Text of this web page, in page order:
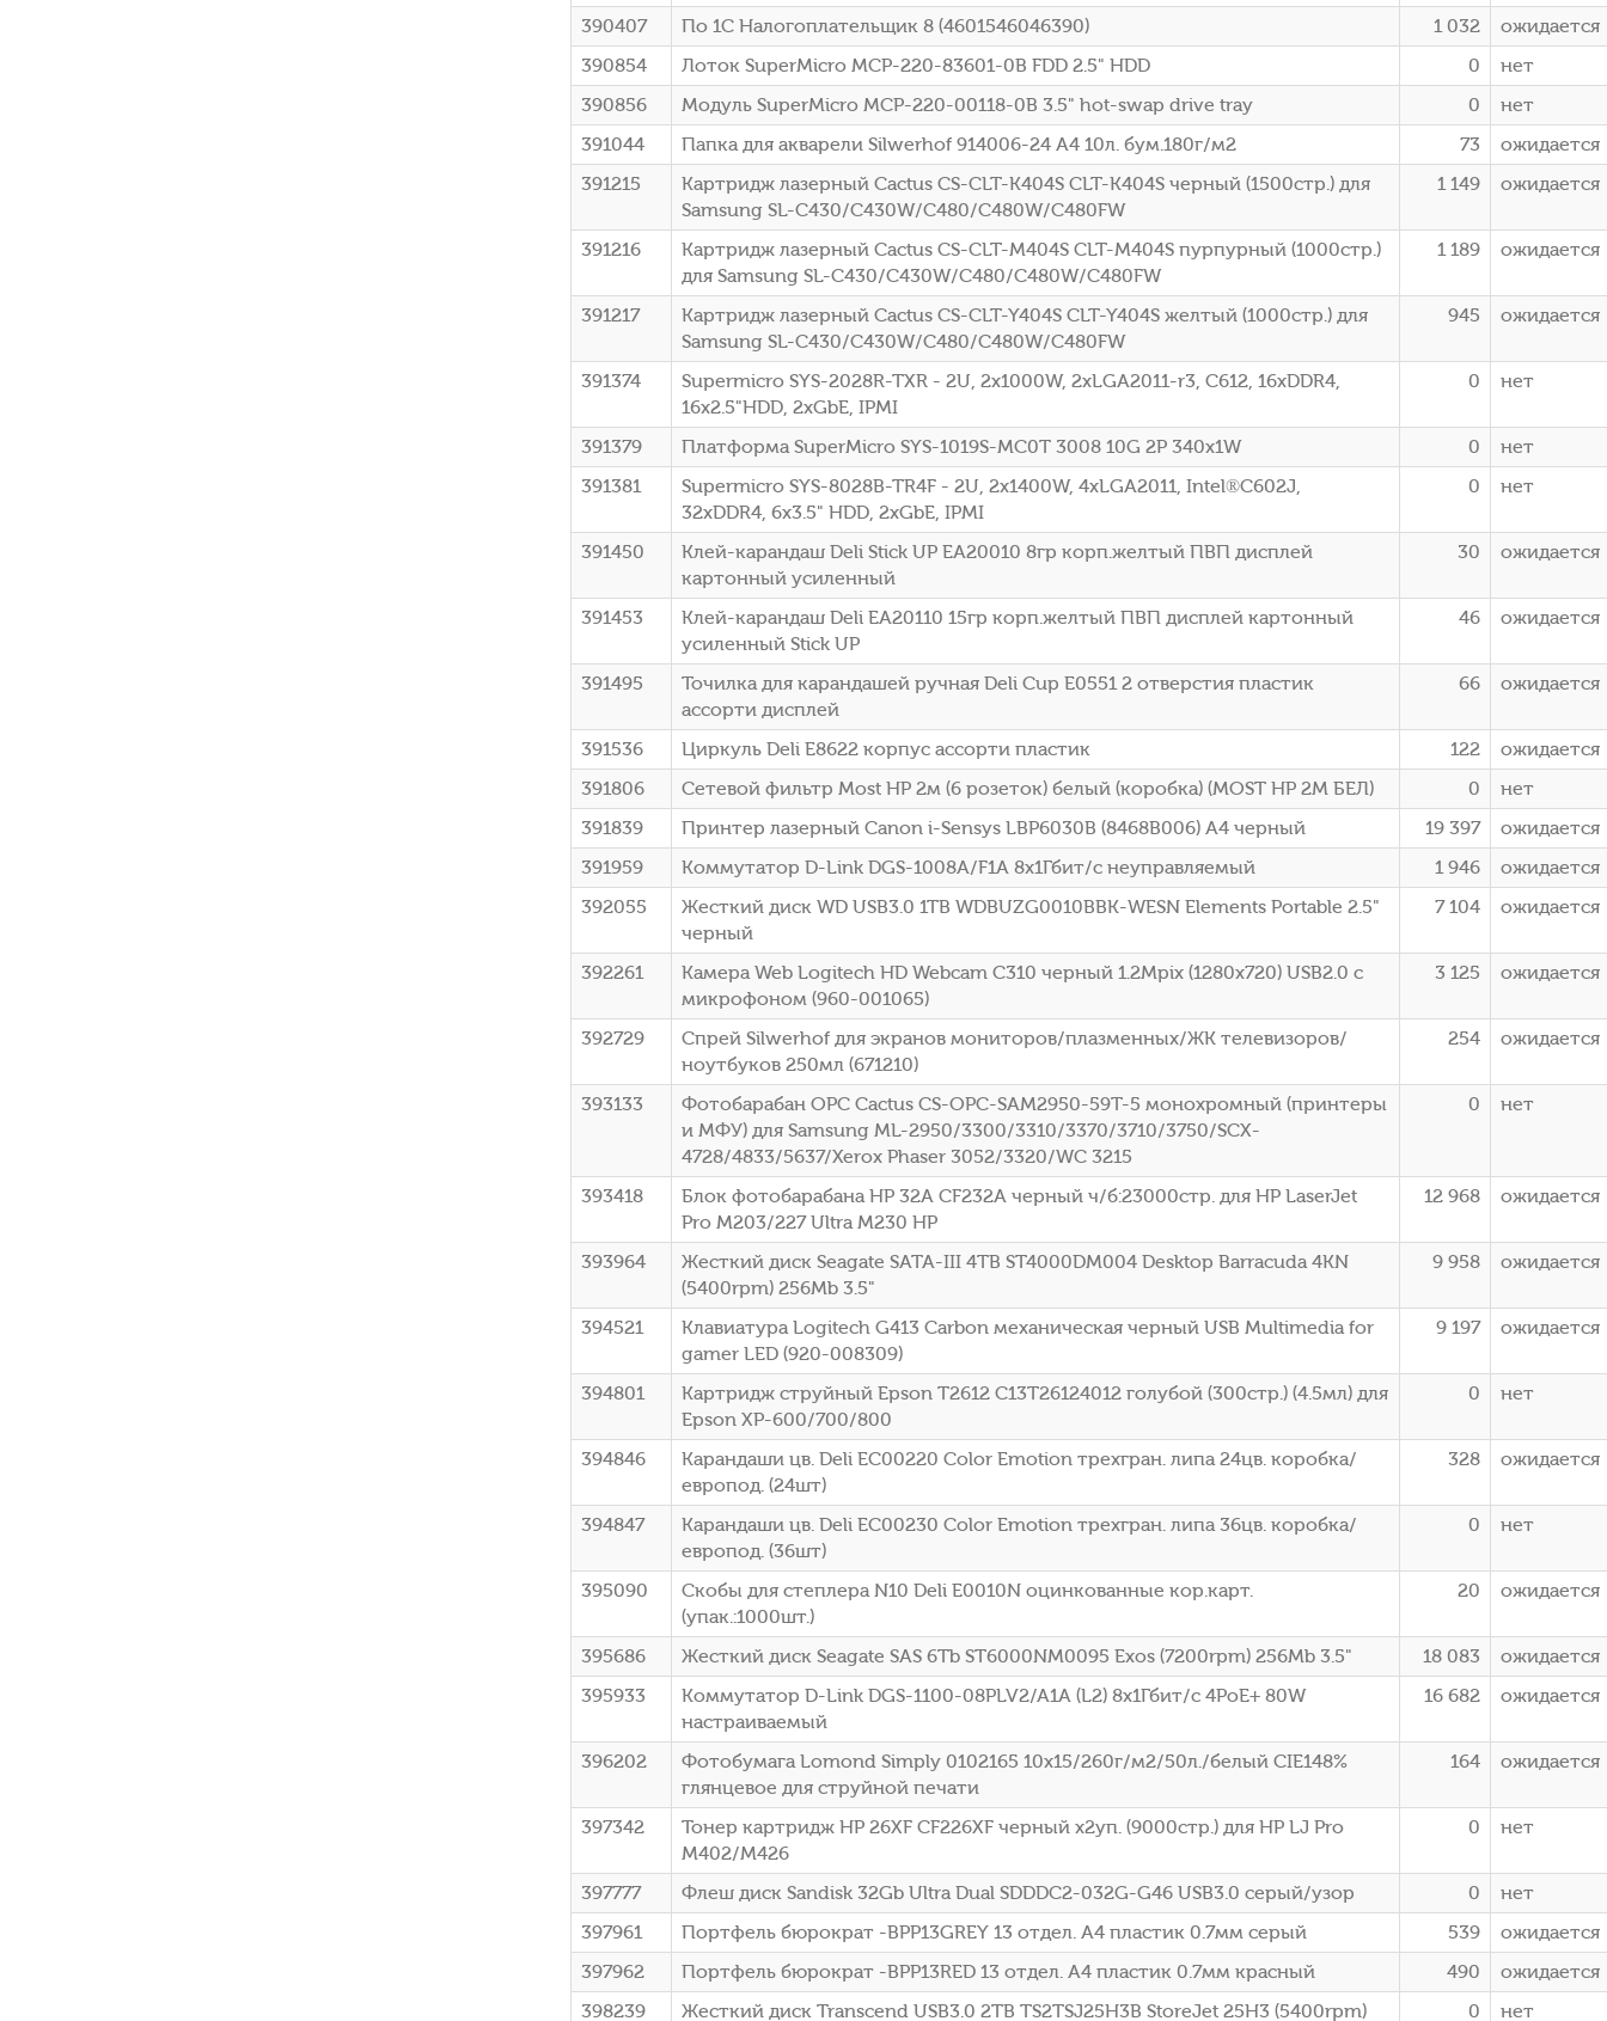
390407 По 1С Налогоплательщик 8 (4601546046390) 1 032
ожидается
390854
Лоток SuperMicro MCP-220-83601-0B FDD 2.5" HDD 0
нет
390856
Модуль SuperMicro MCP-220-00118-0B 3.5" hot-swap drive tray 0
нет
391044
Папка для акварели Silwerhof 914006-24 A4 10л. бум.180г/м2 73
ожидается
391215
Картридж лазерный Cactus CS-CLT-K404S CLT-K404S черный (1500стр.) для
Samsung SL-C430/C430W/C480/C480W/C480FW
1 149 ожидается
391216
Картридж лазерный Cactus CS-CLT-M404S CLT-M404S пурпурный (1000стр.)
для Samsung SL-C430/C430W/C480/C480W/C480FW
1 189 ожидается
391217
Картридж лазерный Cactus CS-CLT-Y404S CLT-Y404S желтый (1000стр.) для
Samsung SL-C430/C430W/C480/C480W/C480FW
945 ожидается
391374
Supermicro SYS-2028R-TXR - 2U, 2x1000W, 2xLGA2011-r3, C612, 16xDDR4,
16x2.5"HDD, 2xGbE, IPMI
0 нет
391379 Платформа SuperMicro SYS-1019S-MC0T 3008 10G 2P 340x1W 0
нет
391381
Supermicro SYS-8028B-TR4F - 2U, 2x1400W, 4xLGA2011, Intel®C602J,
32xDDR4, 6x3.5" HDD, 2xGbE, IPMI
0 нет
391450
Клей-карандаш Deli Stick UP EA20010 8гр корп.желтый ПВП дисплей
картонный усиленный
30 ожидается
391453
Клей-карандаш Deli EA20110 15гр корп.желтый ПВП дисплей картонный
усиленный Stick UP
46 ожидается
391495
Точилка для карандашей ручная Deli Cup E0551 2 отверстия пластик
ассорти дисплей
66 ожидается
391536 Циркуль Deli E8622 корпус ассорти пластик 122
ожидается
391806
Сетевой фильтр Most HP 2м (6 розеток) белый (коробка) (МОSТ НP 2М БЕЛ) 0
нет
391839
Принтер лазерный Canon i-Sensys LBP6030B (8468B006) A4 черный 19 397
ожидается
391959
Коммутатор D-Link DGS-1008A/F1A 8x1Гбит/с неуправляемый 1 946
ожидается
392055
Жесткий диск WD USB3.0 1TB WDBUZG0010BBK-WESN Elements Portable 2.5"
черный
7 104 ожидается
392261
Камера Web Logitech HD Webcam C310 черный 1.2Mpix (1280x720) USB2.0 с
микрофоном (960-001065)
3 125 ожидается
392729
Спрей Silwerhof для экранов мониторов/плазменных/ЖК телевизоров/
ноутбуков 250мл (671210)
254 ожидается
393133
Фотобарабан OPC Cactus CS-OPC-SAM2950-59T-5 монохромный (принтеры
и МФУ) для Samsung ML-2950/3300/3310/3370/3710/3750/SCX-
4728/4833/5637/Xerox Phaser 3052/3320/WC 3215
0 нет
393418
Блок фотобарабана HP 32A CF232A черный ч/б:23000стр. для HP LaserJet
Pro M203/227 Ultra M230 HP
12 968 ожидается
393964
Жесткий диск Seagate SATA-III 4TB ST4000DM004 Desktop Barracuda 4KN
(5400rpm) 256Mb 3.5"
9 958 ожидается
394521
Клавиатура Logitech G413 Carbon механическая черный USB Multimedia for
gamer LED (920-008309)
9 197 ожидается
394801
Картридж струйный Epson T2612 C13T26124012 голубой (300стр.) (4.5мл) для
Epson XP-600/700/800
0 нет
394846
Карандаши цв. Deli EC00220 Color Emotion трехгран. липа 24цв. коробка/
европод. (24шт)
328 ожидается
394847
Карандаши цв. Deli EC00230 Color Emotion трехгран. липа 36цв. коробка/
европод. (36шт)
0 нет
395090
Скобы для степлера N10 Deli E0010N оцинкованные кор.карт.
(упак.:1000шт.)
20 ожидается
395686 Жесткий диск Seagate SAS 6Tb ST6000NM0095 Exos (7200rpm) 256Mb 3.5" 18 083
ожидается
395933
Коммутатор D-Link DGS-1100-08PLV2/A1A (L2) 8x1Гбит/с 4PoE+ 80W
настраиваемый
16 682 ожидается
396202
Фотобумага Lomond Simply 0102165 10x15/260г/м2/50л./белый CIE148%
глянцевое для струйной печати
164 ожидается
397342
Тонер картридж HP 26XF CF226XF черный x2уп. (9000стр.) для HP LJ Pro
M402/M426
0 нет
397777 Флеш диск Sandisk 32Gb Ultra Dual SDDDC2-032G-G46 USB3.0 серый/узор 0
нет
397961
Портфель бюрократ -BPP13GREY 13 отдел. A4 пластик 0.7мм серый 539
ожидается
397962
Портфель бюрократ -BPP13RED 13 отдел. A4 пластик 0.7мм красный 490
ожидается
398239
Жесткий диск Transcend USB3.0 2TB TS2TSJ25H3B StoreJet 25H3 (5400rpm) 0 нет